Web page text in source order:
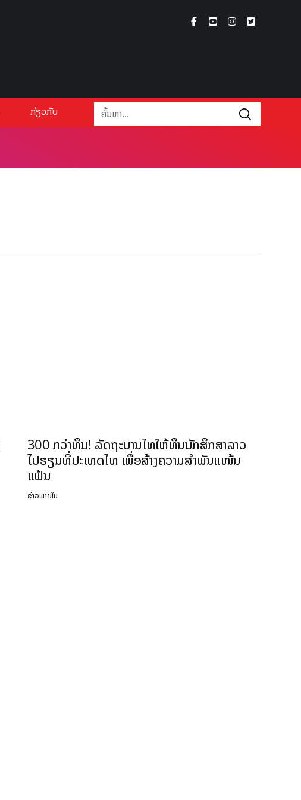
ກ່ຽວກັບ
300 ກວ່າທຶນ! ລັດຖະບານໄທໃຫ້ທຶນນັກສຶກສາລາວ
ໄປຮຽນທີ່ປະເທດໄທ ເພື່ອສ້າງຄວາມສຳພັນແໜ້ນ
ແຟ້ນ
ຂ່າວພາຍໃນ